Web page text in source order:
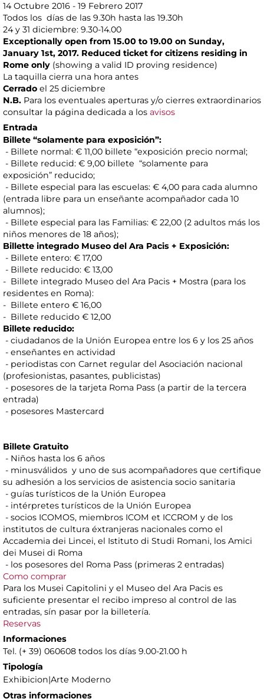
14 Octubre 2016 - 19 Febrero 2017
Todos los días de las 9.30h hasta las 19.30h
24 y 31 diciembre: 9.30-14.00
Exceptionally open from 15.00 to 19.00 on Sunday,
January 1st, 2017. Reduced ticket for citizens residing in
Rome only (showing a valid ID proving residence)
La taquilla cierra una hora antes
Cerrado el 25 diciembre
N.B. Para los eventuales aperturas y/o cierres extraordinarios
consultar la página dedicada a los avisos
Entrada
Billete “solamente para exposición”:
- Billete normal: € 11,00 billete “exposición precio normal;
- Billete reducid: € 9,00 billete “solamente para
exposición” reducido;
- Billete especial para las escuelas: € 4,00 para cada alumno
(entrada libre para un enseñante acompañador cada 10
alumnos);
- Billete especial para las Familias: € 22,00 (2 adultos más los
niños menores de 18 años);
Billette integrado Museo del Ara Pacis + Exposición:
- Billete entero: € 17,00
- Billete reducido: € 13,00
- Billete integrado Museo del Ara Pacis + Mostra (para los
residentes en Roma):
- Billete entero € 16,00
- Billete reducido € 12,00
Billete reducido:
- ciudadanos de la Unión Europea entre los 6 y los 25 años
- enseñantes en actividad
- periodistas con Carnet regular del Asociación nacional
(profesionistas, pasantes, publicistas)
- posesores de la tarjeta Roma Pass (a partir de la tercera
entrada)
- posesores Mastercard
Billete Gratuito
- Niños hasta los 6 años
- minusválidos y uno de sus acompañadores que certifique
su adhesión a los servicios de asistencia socio sanitaria
- guías turísticos de la Unión Europea
- intérpretes turísticos de la Unión Europea
- socios ICOMOS, miembros ICOM et ICCROM y de los
institutos de cultura éxtranjeras nacionales como el
Accademia dei Lincei, el Istituto di Studi Romani, los Amici
dei Musei di Roma
- los posesores del Roma Pass (primeras 2 entradas)
Como comprar
Para los Musei Capitolini y el Museo del Ara Pacis es
suficiente presentar el recibo impreso al control de las
entradas, sín pasar por la billetería.
Reservas
Informaciones
Tel. (+ 39) 060608 todos los días 9.00-21.00 h
Tipología
Exhibicion|Arte Moderno
Otras informaciones